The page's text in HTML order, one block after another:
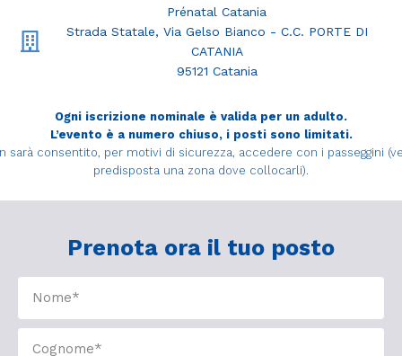
Prénatal Catania
Strada Statale, Via Gelso Bianco - C.C. PORTE DI
CATANIA
95121 Catania
Ogni iscrizione nominale è valida per un adulto.
L’evento è a numero chiuso, i posti sono limitati.
sarà consentito, per motivi di sicurezza, accedere con i passeggini
predisposta una zona dove collocarli).
Prenota ora il tuo posto